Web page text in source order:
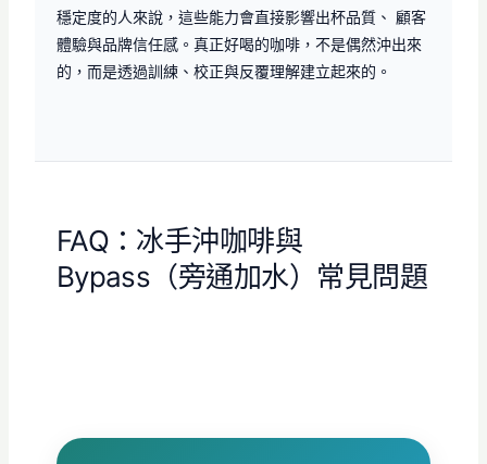
穩定度的人來說，這些能力會直接影響出杯品質、 顧客
體驗與品牌信任感。真正好喝的咖啡，不是偶然沖出來
的，而是透過訓練、校正與反覆理解建立起來的。
FAQ：冰手沖咖啡與
Bypass（旁通加水）常見問題